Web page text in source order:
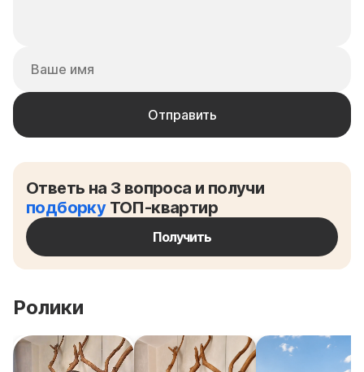
Ответь на 3 вопроса и получи
подборкуТОП-квартир
Получить
Ролики